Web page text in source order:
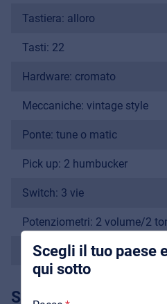
Scegli il tuo paese
qui sotto
Music
For Music retailers |
Installers | Rental
Tastiera: alloro
Tasti: 22
Hardware: cromato
Meccaniche: vintage style
Ponte: tune o matic
Pick up: 2 humbucker
Switch: 3 vie
Potenziometri: 2 volume/2
Più
SPECIFICHE